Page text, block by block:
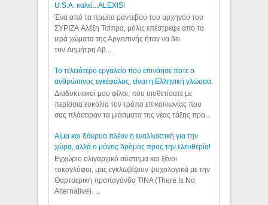
U.S.A. καλεί...ALEXIS!
Ένα από τα πρώτα ραντεβού του αρχηγού του
ΣΥΡΙΖΑ Αλέξη Τσίπρα, μόλις επέστρεψε από τα
ιερά χώματα της Αργεντινής ήταν να δει
τον Δημήτρη Αβ...
Το τελειότερο εργαλείο που επινόησε ποτε ο
ανθρώπινος εγκέφαλος, είναι η Ελληνική γλώσσα.
Διαδυκτιακοί μου φίλοι, που υιοθετίσατε με
περίσσια ευκολία τον τρόπο επικοινωνίας που
σας πλάσαραν τα μιάσματα της νέας τάξης πρα...
Αίμα και δάκρυα πλέον η εναλλακτική για την
χώρα, αλλά ο μόνος δρόμος προς την ελευθερία!
Εγχώριο ολιγαρχικό σύστημα και ξένοι
τοκογλύφοι, μας εγκλωβίζουν ψυχολογικά με την
Θαρτσερική προπαγάνδα TINA (There Is No
Alternative). ...